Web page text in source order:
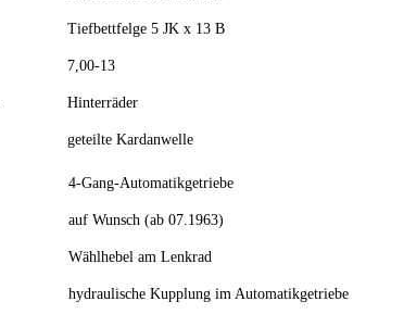
Tiefbettfelge 5 JK x 13 B
7,00-13
Hinterräder
geteilte Kardanwelle
4-Gang-Automatikgetriebe
auf Wunsch (ab 07.1963)
Wählhebel am Lenkrad
hydraulische Kupplung im Automatikgetriebe